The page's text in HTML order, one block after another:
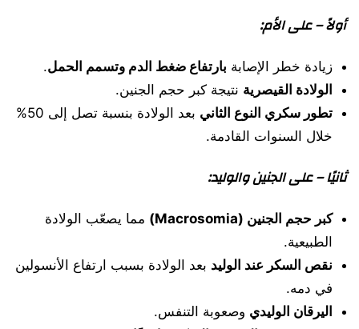
أولاً – على الأم:
زيادة خطر الإصابة بارتفاع ضغط الدم وتسمم الحمل.
الولادة القيصرية نتيجة كبر حجم الجنين.
تطور سكري النوع الثاني
بعد الولادة بنسبة تصل إلى 50%
خلال السنوات القادمة.
ثانيًا – على الجنين والوليد:
كبر حجم الجنين (Macrosomia)
مما يصعّب الولادة
الطبيعية.
نقص السكر عند الوليد بعد الولادة بسبب ارتفاع الأنسولين
في دمه.
اليرقان الوليدي وصعوبة التنفس.